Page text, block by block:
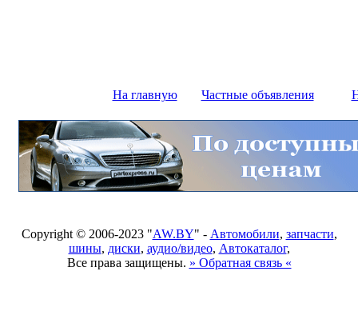
На главную Частные объявления
Copyright © 2006-2023 "AW.BY" - Автомобили, запчасти,
шины, диски, аудио/видео, Автокаталог,
Все права защищены. » Обратная связь «